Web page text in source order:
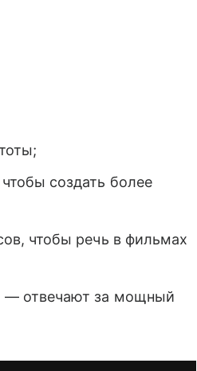
создать более
чтобы речь в фильмах
— отвечают за мощный